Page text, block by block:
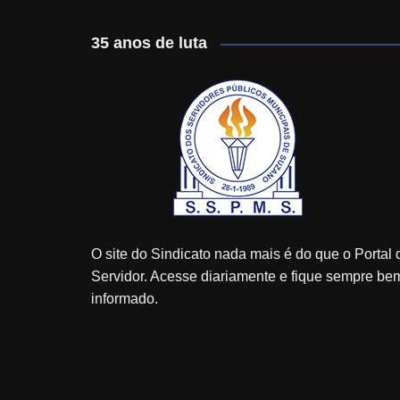
35 anos de luta
O site do Sindicato nada mais é do que o Portal
Servidor. Acesse diariamente e fique sempre
informado.